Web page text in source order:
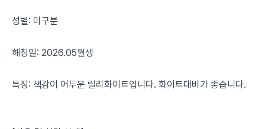
성별: 미구분
해칭일: 2026.05월생
특징: 색감이 어두운 릴리화이트입니다. 화이트대비가 좋습니다.